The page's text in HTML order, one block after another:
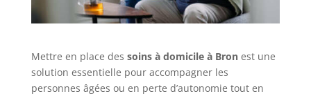
Mettre en place des soins à domicile à Bronest une
solution essentielle pour accompagner les
personnes âgées ou en perte d’autonomie tout en